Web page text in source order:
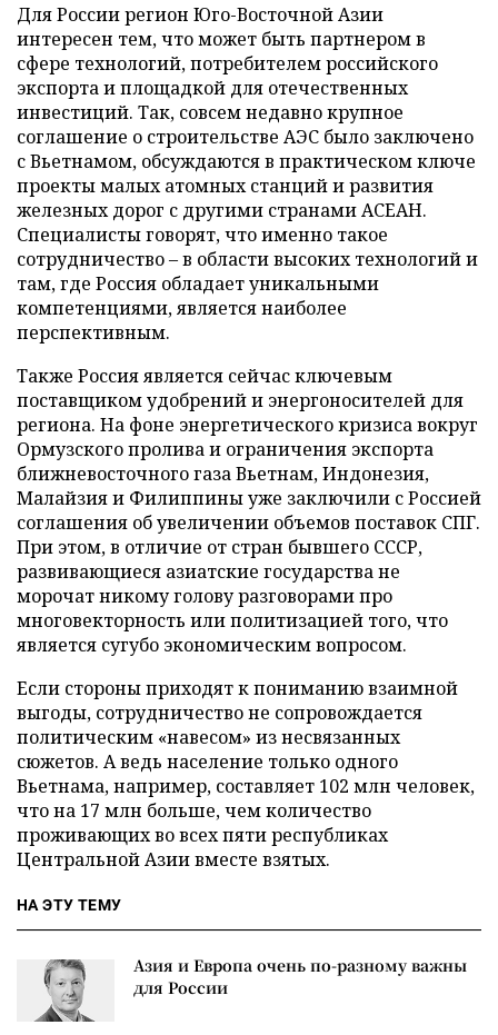
Для России регион Юго-Восточной Азии
интересен тем, что может быть партнером в
сфере технологий, потребителем российского
экспорта и площадкой для отечественных
инвестиций. Так, совсем недавно крупное
соглашение о строительстве АЭС было заключено
с Вьетнамом, обсуждаются в практическом ключе
проекты малых атомных станций и развития
железных дорог с другими странами АСЕАН.
Специалисты говорят, что именно такое
сотрудничество – в области высоких технологий и
там, где Россия обладает уникальными
компетенциями, является наиболее
перспективным.
Также Россия является сейчас ключевым
поставщиком удобрений и энергоносителей для
региона. На фоне энергетического кризиса вокруг
Ормузского пролива и ограничения экспорта
ближневосточного газа Вьетнам, Индонезия,
Малайзия и Филиппины уже заключили с Россией
соглашения об увеличении объемов поставок СПГ.
При этом, в отличие от стран бывшего СССР,
развивающиеся азиатские государства не
морочат никому голову разговорами про
многовекторность или политизацией того, что
является сугубо экономическим вопросом.
Если стороны приходят к пониманию взаимной
выгоды, сотрудничество не сопровождается
политическим «навесом» из несвязанных
сюжетов. А ведь население только одного
Вьетнама, например, составляет 102 млн человек,
что на 17 млн больше, чем количество
проживающих во всех пяти республиках
Центральной Азии вместе взятых.
НА ЭТУ ТЕМУ
Азия и Европа очень по-разному важны
для России